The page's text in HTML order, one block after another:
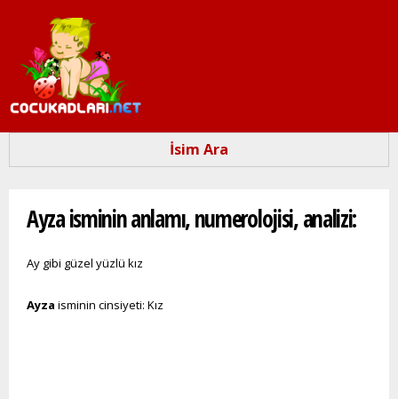
İsim Ara
Ayza isminin anlamı, numerolojisi, analizi:
Ay gibi güzel yüzlü kız
Ayza isminin cinsiyeti: Kız